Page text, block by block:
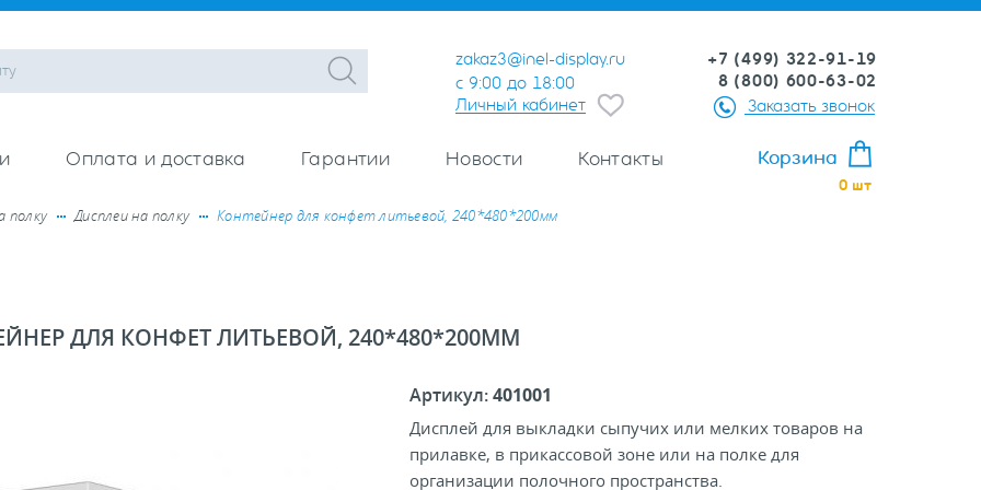
zakaz3@inel-display.ru
с 9:00 до 18:00
Личный кабинет
+7 (499) 322-91-19
8 (800) 600-63-02
Заказать звонок
Оплата и доставка Гарантии Новости Контакты Корзина
0 шт
полку Дисплеи на полку Контейнер для конфет литьевой, 240*480*200мм
ДЛЯ КОНФЕТ ЛИТЬЕВОЙ, 240*480*200ММ
Артикул:401001
Дисплей для выкладки сыпучих или мелких товаров на
прилавке, в прикассовой зоне или на полке для
организации полочного пространства.